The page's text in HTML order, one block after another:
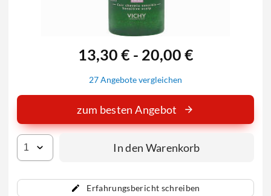
Erfahrungsbericht schreiben
13,30 € - 20,00 €
27 Angebote vergleichen
zum besten Angebot
In den Warenkorb